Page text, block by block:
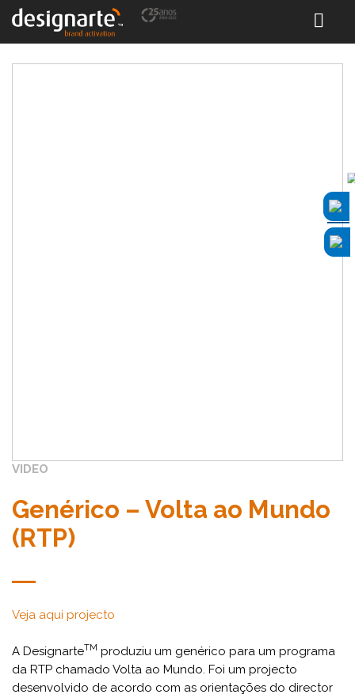
VIDEO
Genérico – Volta ao Mundo
(RTP)
Veja aqui projecto
A DesignarteTM produziu um genérico para um programa
da RTP chamado Volta ao Mundo. Foi um projecto
desenvolvido de acordo com as orientações do director